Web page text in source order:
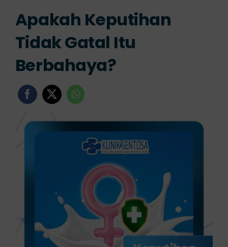
Layanan Kami
Info Klinik
Apakah Keputihan
Tidak Gatal Itu
Berbahaya?